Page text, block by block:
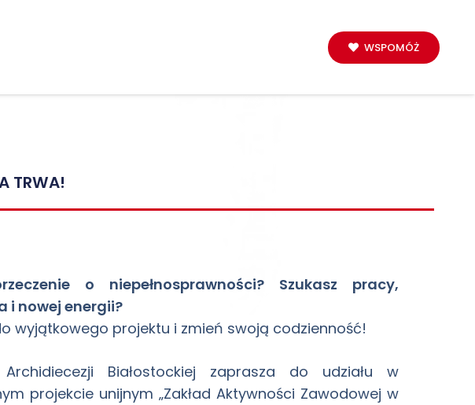
WSPOMÓŻ
TRWA!
o niepełnosprawności? Szukasz pracy,
i nowej energii?
wyjątkowego projektu i zmień swoją codzienność!
Białostockiej zaprasza do udziału w
projekcie unijnym„Zakład Aktywności Zawodowej w